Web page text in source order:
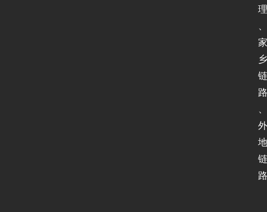
理
家
乡
链
路
外
地
链
路